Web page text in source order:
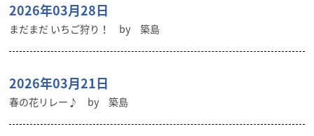
2026年03月28日
まだまだ いちご狩り！ by 築島
2026年03月21日
春の花リレー♪ by 築島